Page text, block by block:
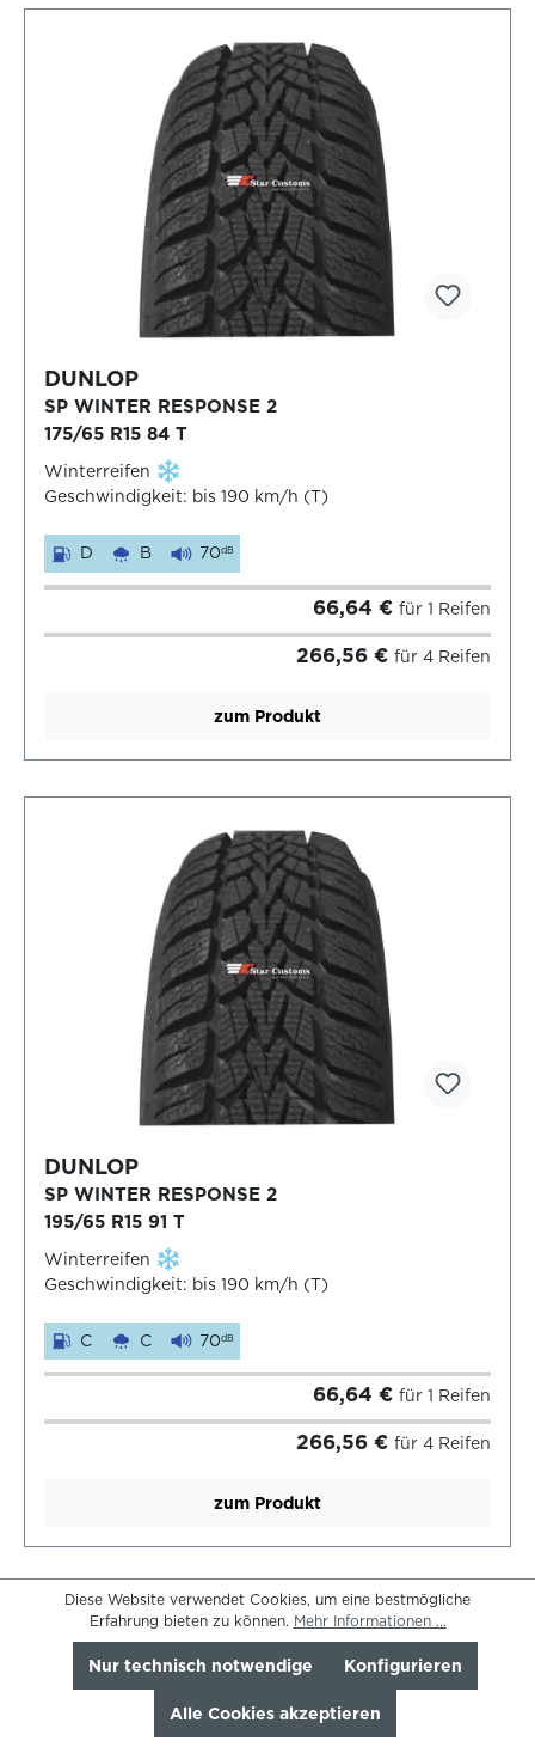
DUNLOP
SP WINTER RESPONSE 2
175/65 R15 84 T
Winterreifen
Geschwindigkeit: bis 190 km/h (T)
D B 70dB
66,64 € für 1 Reifen
266,56 € für 4 Reifen
zum Produkt
DUNLOP
SP WINTER RESPONSE 2
195/65 R15 91 T
Winterreifen
Geschwindigkeit: bis 190 km/h (T)
C C 70dB
66,64 € für 1 Reifen
266,56 € für 4 Reifen
zum Produkt
Diese Website verwendet Cookies, um eine bestmögliche
Erfahrung bieten zu können. Mehr Informationen ...
Nur technisch notwendige Konfigurieren
Alle Cookies akzeptieren